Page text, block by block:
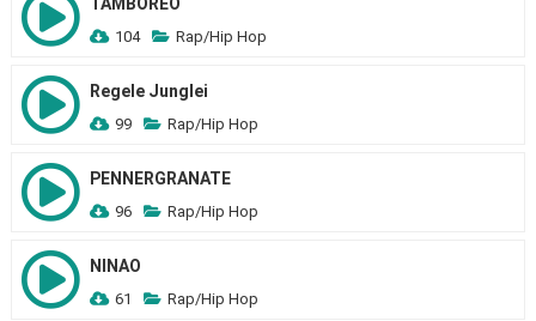
104 Rap/Hip Hop
Regele Junglei
99 Rap/Hip Hop
PENNERGRANATE
96 Rap/Hip Hop
NINAO
61 Rap/Hip Hop